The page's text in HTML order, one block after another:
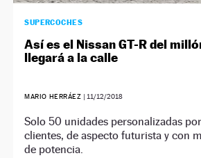
SUPERCOCHES
Así es el Nissan GT-R del
llegará a la calle
MARIO HERRÁEZ | 11/12/2018
Solo 50 unidades personalizadas
clientes, de aspecto futurista y con
de potencia.